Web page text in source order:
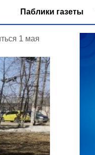
Паблики газеты
1 мая